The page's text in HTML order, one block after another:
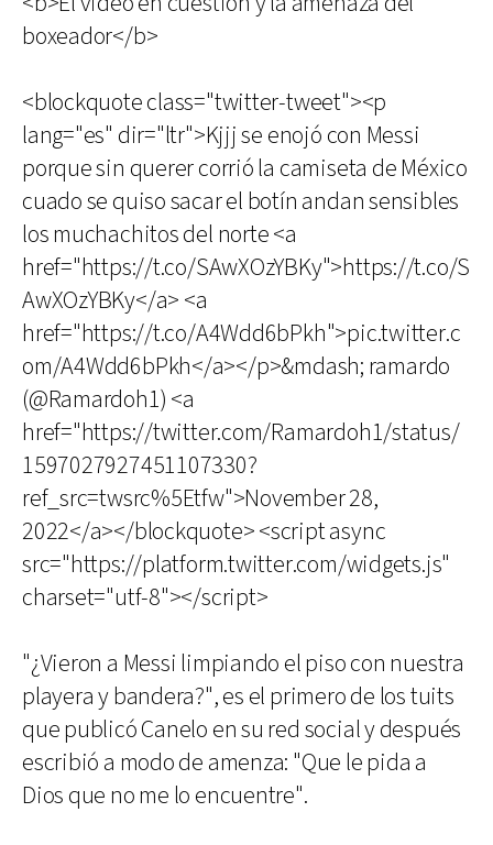
boxeador</b>
<blockquote class="twitter-tweet"><p
lang="es" dir="ltr">Kjjj se enojó con Messi
porque sin querer corrió la camiseta de México
cuado se quiso sacar el botín andan sensibles
los muchachitos del norte <a
href="https://t.co/SAwXOzYBKy">https://t.co/S
AwXOzYBKy</a> <a
href="https://t.co/A4Wdd6bPkh">pic.twitter.c
om/A4Wdd6bPkh</a></p>&mdash; ramardo
(@Ramardoh1) <a
href="https://twitter.com/Ramardoh1/status/
1597027927451107330?
ref_src=twsrc%5Etfw">November 28,
2022</a></blockquote> <script async
src="https://platform.twitter.com/widgets.js"
charset="utf-8"></script>
"¿Vieron a Messi limpiando el piso con nuestra
playera y bandera?", es el primero de los tuits
que publicó Canelo en su red social y después
escribió a modo de amenza: "Que le pida a
Dios que no me lo encuentre".